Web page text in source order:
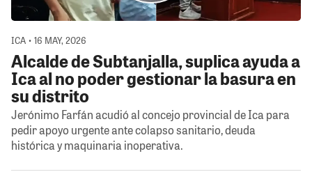
ICA • 16 MAY, 2026
Alcalde de Subtanjalla, suplica ayuda a
Ica al no poder gestionar la basura en
su distrito
Jerónimo Farfán acudió al concejo provincial de Ica para
pedir apoyo urgente ante colapso sanitario, deuda
histórica y maquinaria inoperativa.